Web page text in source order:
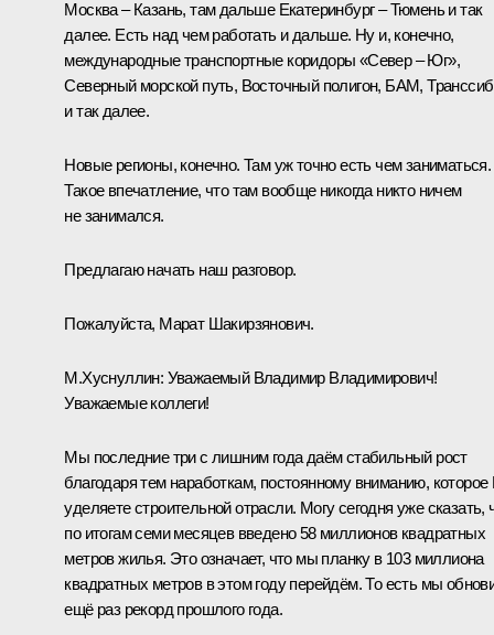
Москва – Казань, там дальше Екатеринбург – Тюмень и так
далее. Есть над чем работать и дальше. Ну и, конечно,
международные транспортные коридоры «Север – Юг»,
Северный морской путь, Восточный полигон, БАМ, Транссиб
и так далее.
Новые регионы, конечно. Там уж точно есть чем заниматься.
Такое впечатление, что там вообще никогда никто ничем
не занимался.
Предлагаю начать наш разговор.
Пожалуйста, Марат Шакирзянович.
М.Хуснуллин: Уважаемый Владимир Владимирович!
Уважаемые коллеги!
Мы последние три с лишним года даём стабильный рост
благодаря тем наработкам, постоянному вниманию,
уделяете строительной отрасли. Могу сегодня уже сказать,
по итогам семи месяцев введено 58 миллионов квадратных
метров жилья. Это означает, что мы планку в 103 миллиона
квадратных метров в этом году перейдём. То есть мы
ещё раз рекорд прошлого года.